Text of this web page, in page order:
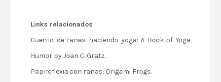
Links relacionados
Cuento de ranas haciendo yoga:A Book of Yoga
Humor by Joan C. Gratz.
Papiroflexia con ranas: Origami Frogs.